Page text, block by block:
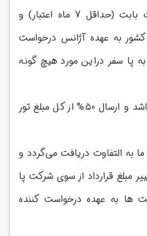
- مسئولیت کنترل پاسپورت بابت (حداقل 7 ماه اعتبار) و
به عهده آژانس درخواست
پا سفر دراین مورد هیچ گونه
- قیمت ها به تومان می باشد و ارسال 50% از کل مبلغ تور
به التفاوت دریافت می‌گردد و
مبلغ قرارداد از سوی شرکت پا
ها به عهده درخواست کننده